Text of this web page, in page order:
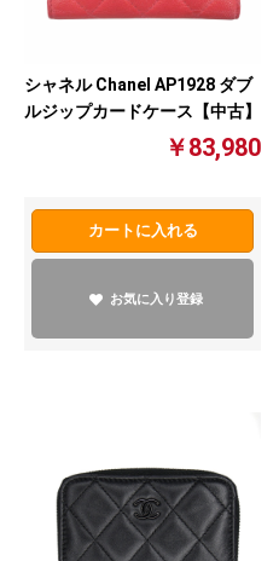
シャネル Chanel AP1928 ダブ
ルジップカードケース【中古】
￥83,980
カートに入れる
お気に入り登録